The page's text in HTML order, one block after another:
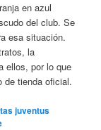
en azul
del club. Se
esa situación.
la
ellos, por lo que
de tienda oficial.
juventus